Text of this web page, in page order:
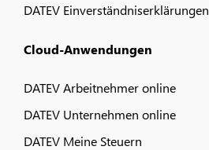
DATEV Einverständniserklärungen
Cloud-Anwendungen
DATEV Arbeitnehmer online
DATEV Unternehmen online
DATEV Meine Steuern